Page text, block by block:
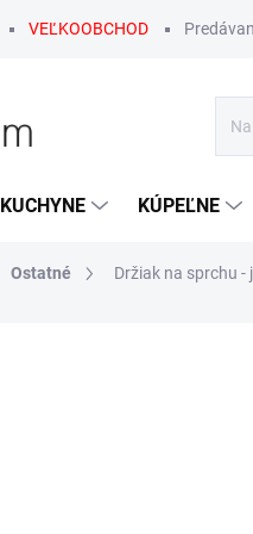
VEĽKOOBCHOD
KUCHYNE KÚPEĽNE
Ostatné Držiak na sprchu -